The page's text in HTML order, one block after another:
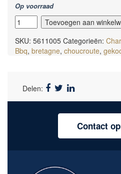
Op voorraad
gekookte
varkensknie
(jarret)
aantal
Toevoegen aan
SKU: 5611005 Categorieën:
Bbq, bretagne, choucroute,
Delen:
Contact